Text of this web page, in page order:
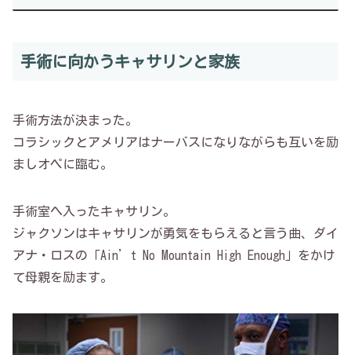
手術に向かうキャサリンと家族
手術方法が決まった。
コラシックとアメリアはナーバスになりながらも互いを励
ましオペに臨む。
手術室へ入ったキャサリン。
ジャクソンはキャサリンが勇気をもらえると言う曲、ダイ
アナ・ロスの「Ain’t No Mountain High Enough」をかけ
て母親を励ます。